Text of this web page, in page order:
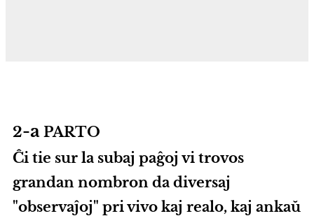
2-a PARTO
Ĉi tie sur la subaj paĝoj vi trovos
grandan nombron da diversaj
"observaĵoj" pri vivo kaj realo, kaj ankaŭ